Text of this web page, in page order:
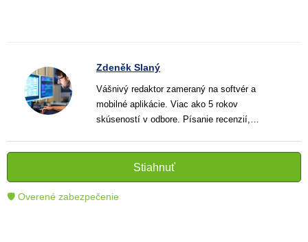
Zdeněk Slaný
Vášnivý redaktor zameraný na softvér a
mobilné aplikácie. Viac ako 5 rokov
skúseností v odbore. Písanie recenzií,
informatívnych textov, ktoré pomáhajú
čitateľom lepšie porozumieť a využiť moderné
technológie.
Stiahnuť
🛡 Overené zabezpečenie